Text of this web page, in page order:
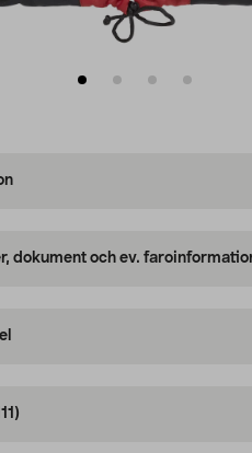
dokument och ev.